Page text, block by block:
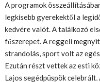
A programok
legkisebb gyerekektől a
kedvére valót. A találkozó
főszerepet. A reggeli
strandolás, sport volt az
Ezután részt vettek az esti
Lajos segédpüspök